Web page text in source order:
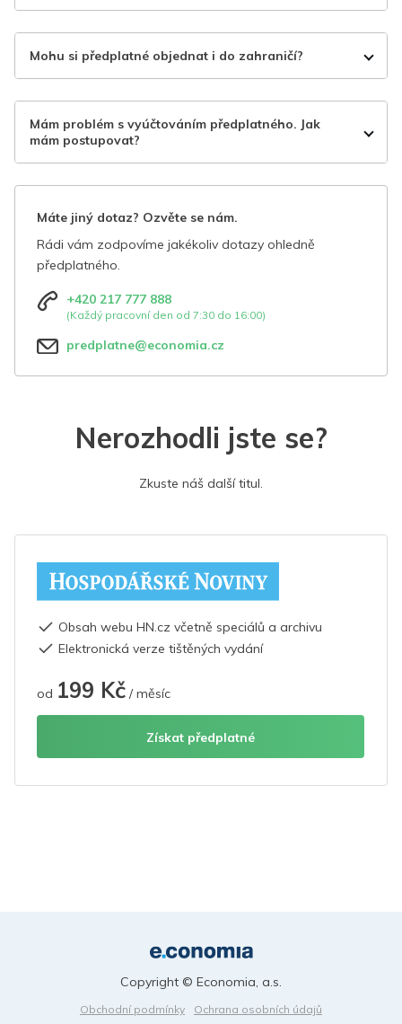
Mohu si předplatné objednat i do zahraničí?
Mám problém s vyúčtováním předplatného. Jak
mám postupovat?
Máte jiný dotaz? Ozvěte se nám.
Rádi vám zodpovíme jakékoliv dotazy ohledně
předplatného.
+420 217 777 888
(Každý pracovní den od 7:30 do 16:00)
predplatne@economia.cz
Nerozhodli jste se?
Zkuste náš další titul.
Obsah webu HN.cz včetně speciálů a archivu
Elektronická verze tištěných vydání
od 199 Kč / měsíc
Získat předplatné
Obchodní podmínky
Ochrana osobních údajů
Copyright © Economia, a.s.